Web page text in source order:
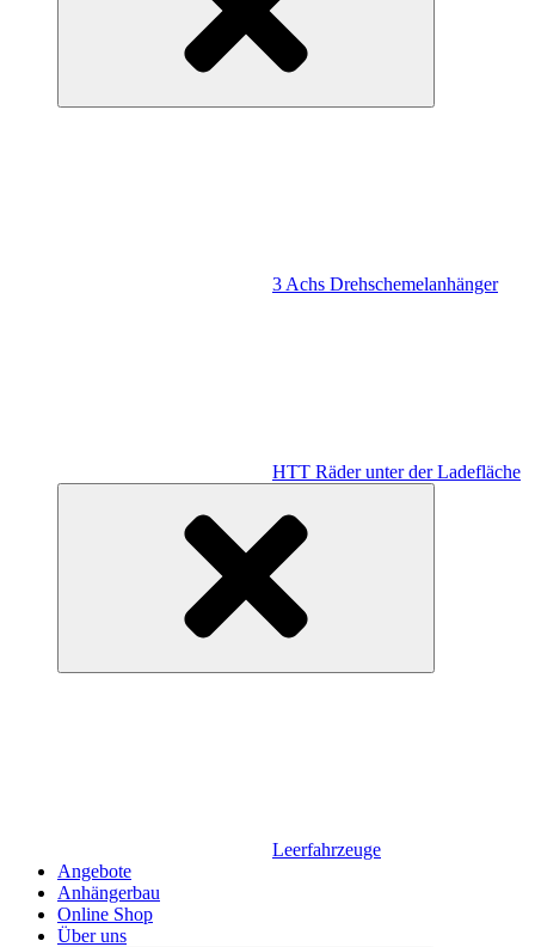
3 Achs Drehschemelanhänger
HTT Räder unter der Ladefläche
Leerfahrzeuge
Angebote
Anhängerbau
Online Shop
Über uns